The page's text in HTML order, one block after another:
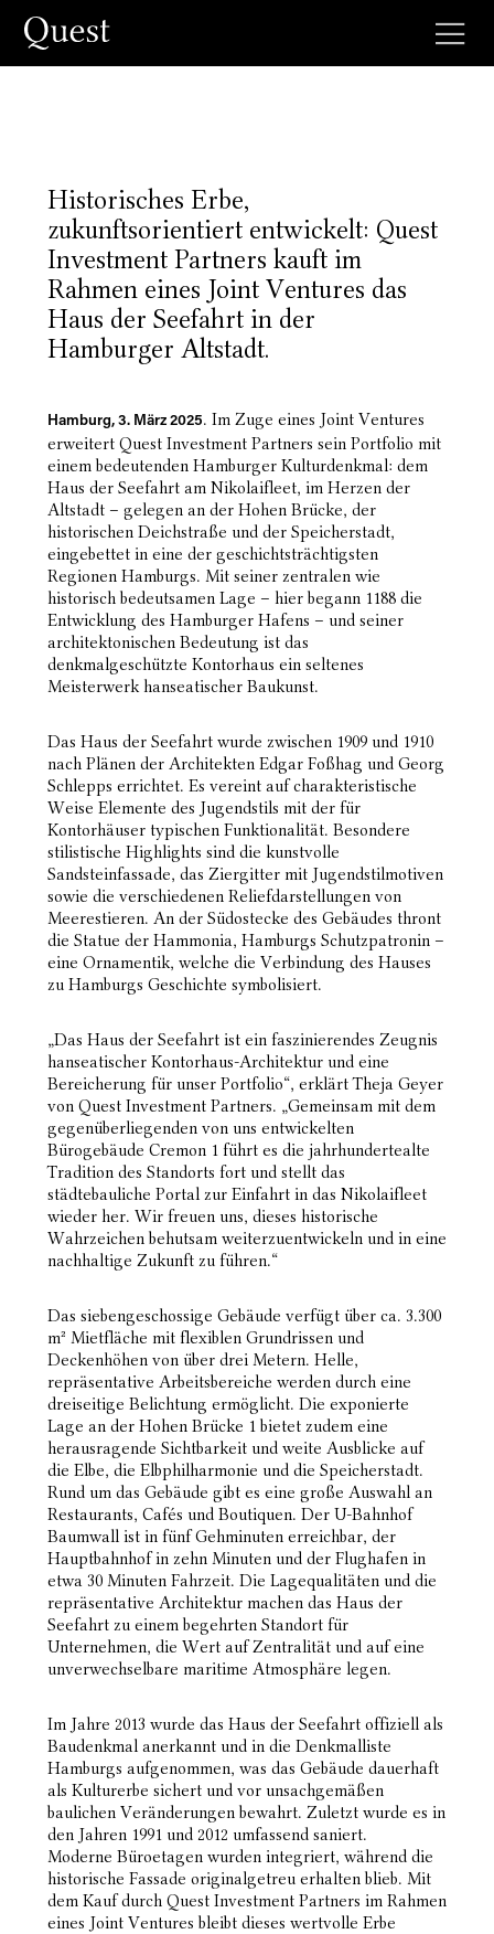
Historisches Erbe,
zukunftsorientiert entwickelt: Quest
Investment Partners kauft im
Rahmen eines Joint Ventures das
Haus der Seefahrt in der
Hamburger Altstadt.
Hamburg, 3. März 2025. Im Zuge eines Joint Ventures
erweitert Quest Investment Partners sein Portfolio mit
einem bedeutenden Hamburger Kulturdenkmal: dem
Haus der Seefahrt am Nikolaifleet, im Herzen der
Altstadt – gelegen an der Hohen Brücke, der
historischen Deichstraße und der Speicherstadt,
eingebettet in eine der geschichtsträchtigsten
Regionen Hamburgs. Mit seiner zentralen wie
historisch bedeutsamen Lage – hier begann 1188 die
Entwicklung des Hamburger Hafens – und seiner
architektonischen Bedeutung ist das
denkmalgeschützte Kontorhaus ein seltenes
Meisterwerk hanseatischer Baukunst.
Das Haus der Seefahrt wurde zwischen 1909 und 1910
nach Plänen der Architekten Edgar Foßhag und Georg
Schlepps errichtet. Es vereint auf charakteristische
Weise Elemente des Jugendstils mit der für
Kontorhäuser typischen Funktionalität. Besondere
stilistische Highlights sind die kunstvolle
Sandsteinfassade, das Ziergitter mit Jugendstilmotiven
sowie die verschiedenen Reliefdarstellungen von
Meerestieren. An der Südostecke des Gebäudes thront
die Statue der Hammonia, Hamburgs Schutzpatronin –
eine Ornamentik, welche die Verbindung des Hauses
zu Hamburgs Geschichte symbolisiert.
„Das Haus der Seefahrt ist ein faszinierendes Zeugnis
hanseatischer Kontorhaus-Architektur und eine
Bereicherung für unser Portfolio“, erklärt Theja Geyer
von Quest Investment Partners. „Gemeinsam mit dem
gegenüberliegenden von uns entwickelten
Bürogebäude Cremon 1 führt es die jahrhundertealte
Tradition des Standorts fort und stellt das
städtebauliche Portal zur Einfahrt in das Nikolaifleet
wieder her. Wir freuen uns, dieses historische
Wahrzeichen behutsam weiterzuentwickeln und in eine
nachhaltige Zukunft zu führen.“
Das siebengeschossige Gebäude verfügt über ca. 3.300
m² Mietfläche mit flexiblen Grundrissen und
Deckenhöhen von über drei Metern. Helle,
repräsentative Arbeitsbereiche werden durch eine
dreiseitige Belichtung ermöglicht. Die exponierte
Lage an der Hohen Brücke 1 bietet zudem eine
herausragende Sichtbarkeit und weite Ausblicke auf
die Elbe, die Elbphilharmonie und die Speicherstadt.
Rund um das Gebäude gibt es eine große Auswahl an
Restaurants, Cafés und Boutiquen. Der U-Bahnhof
Baumwall ist in fünf Gehminuten erreichbar, der
Hauptbahnhof in zehn Minuten und der Flughafen in
etwa 30 Minuten Fahrzeit. Die Lagequalitäten und die
repräsentative Architektur machen das Haus der
Seefahrt zu einem begehrten Standort für
Unternehmen, die Wert auf Zentralität und auf eine
unverwechselbare maritime Atmosphäre legen.
Im Jahre 2013 wurde das Haus der Seefahrt offiziell als
Baudenkmal anerkannt und in die Denkmalliste
Hamburgs aufgenommen, was das Gebäude dauerhaft
als Kulturerbe sichert und vor unsachgemäßen
baulichen Veränderungen bewahrt. Zuletzt wurde es in
den Jahren 1991 und 2012 umfassend saniert.
Moderne Büroetagen wurden integriert, während die
historische Fassade originalgetreu erhalten blieb. Mit
dem Kauf durch Quest Investment Partners im Rahmen
eines Joint Ventures bleibt dieses wertvolle Erbe